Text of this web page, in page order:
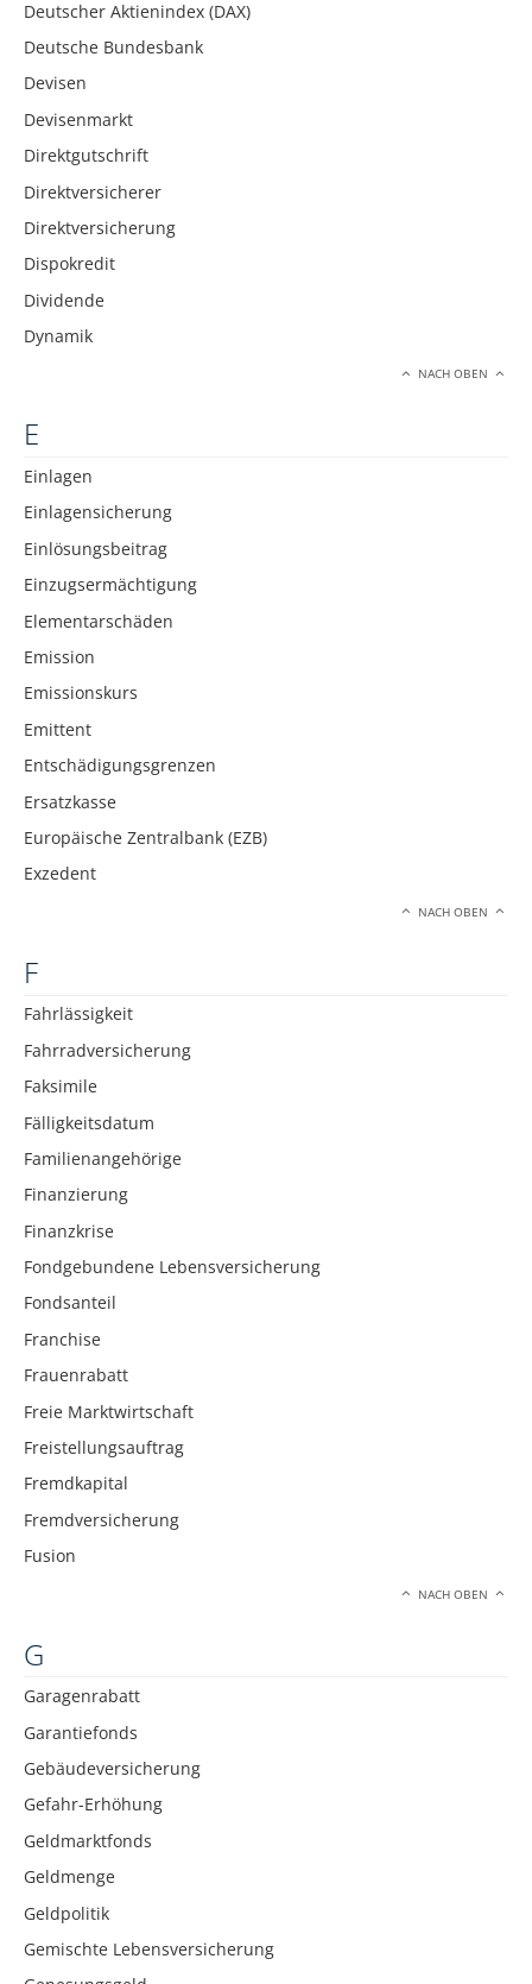
Deutscher Aktienindex (DAX)
Deutsche Bundesbank
Devisen
Devisenmarkt
Direktgutschrift
Direktversicherer
Direktversicherung
Dispokredit
Dividende
Dynamik
NACH OBEN
E
Einlagen
Einlagensicherung
Einlösungsbeitrag
Einzugsermächtigung
Elementarschäden
Emission
Emissionskurs
Emittent
Entschädigungsgrenzen
Ersatzkasse
Europäische Zentralbank (EZB)
Exzedent
NACH OBEN
F
Fahrlässigkeit
Fahrradversicherung
Faksimile
Fälligkeitsdatum
Familienangehörige
Finanzierung
Finanzkrise
Fondgebundene Lebensversicherung
Fondsanteil
Franchise
Frauenrabatt
Freie Marktwirtschaft
Freistellungsauftrag
Fremdkapital
Fremdversicherung
Fusion
NACH OBEN
G
Garagenrabatt
Garantiefonds
Gebäudeversicherung
Gefahr-Erhöhung
Geldmarktfonds
Geldmenge
Geldpolitik
Gemischte Lebensversicherung